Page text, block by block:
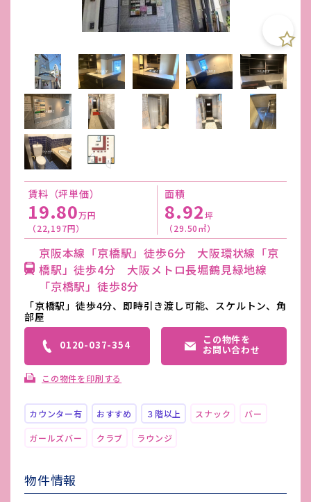
賃料（坪単価）
19.80万円
（22,197円）
面積
8.92坪
（29.50㎡）
京阪本線「京橋駅」徒歩6分 大阪環状線「京
橋駅」徒歩4分 大阪メトロ長堀鶴見緑地線
「京橋駅」徒歩8分
「京橋駅」徒歩4分、即時引き渡し可能、スケルトン、角
部屋
0120-037-354 この物件を
お問い合わせ
この物件を印刷する
カウンター有 おすすめ ３階以上 スナック バー
ガールズバー クラブ ラウンジ
物件情報